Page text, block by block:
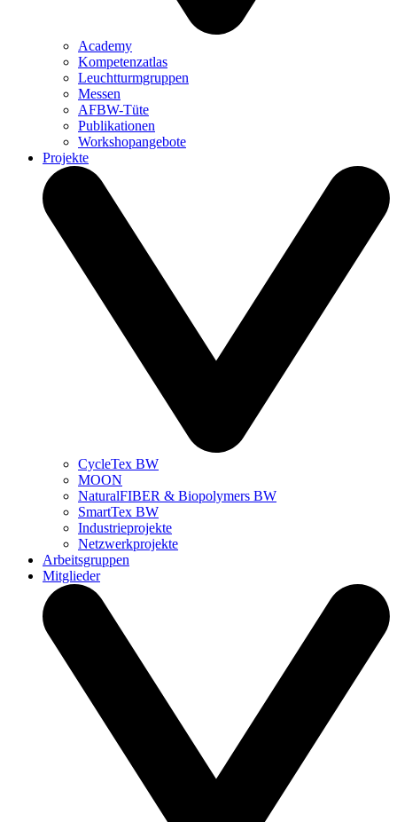
Academy
Kompetenzatlas
Leuchtturm­gruppen
Messen
AFBW-Tüte
Publikationen
Workshopangebote
Projekte
CycleTex BW
MOON
NaturalFIBER & Biopolymers BW
SmartTex BW
Industrieprojekte
Netzwerkprojekte
Arbeitsgruppen
Mitglieder